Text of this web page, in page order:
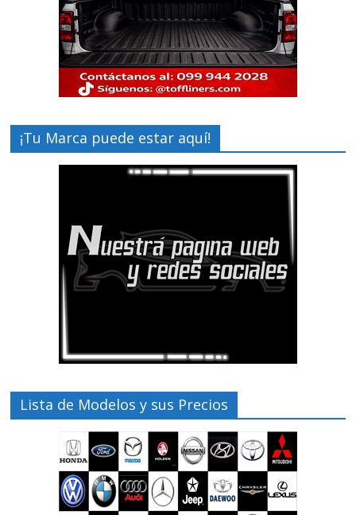
¡Tu Marca puede estar aquí!
Lista de Modelos y sus Precios